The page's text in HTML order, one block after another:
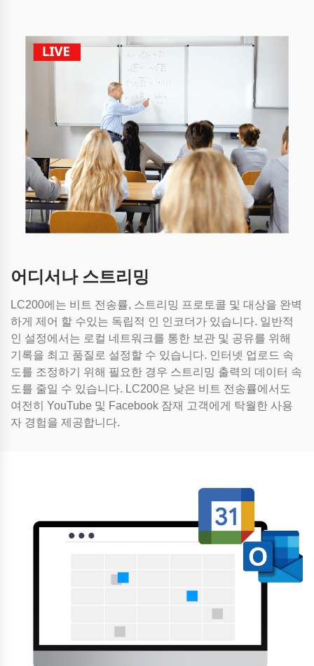
어디서나 스트리밍
LC200에는 비트 전송률, 스트리밍 프로토콜 및 대상을 완벽
하게 제어 할 수있는 독립적 인 인코더가 있습니다. 일반적
인 설정에서는 로컬 네트워크를 통한 보관 및 공유를 위해
기록을 최고 품질로 설정할 수 있습니다. 인터넷 업로드 속
도를 조정하기 위해 필요한 경우 스트리밍 출력의 데이터 속
도를 줄일 수 있습니다. LC200은 낮은 비트 전송률에서도
여전히 YouTube 및 Facebook 잠재 고객에게 탁월한 사용
자 경험을 제공합니다.